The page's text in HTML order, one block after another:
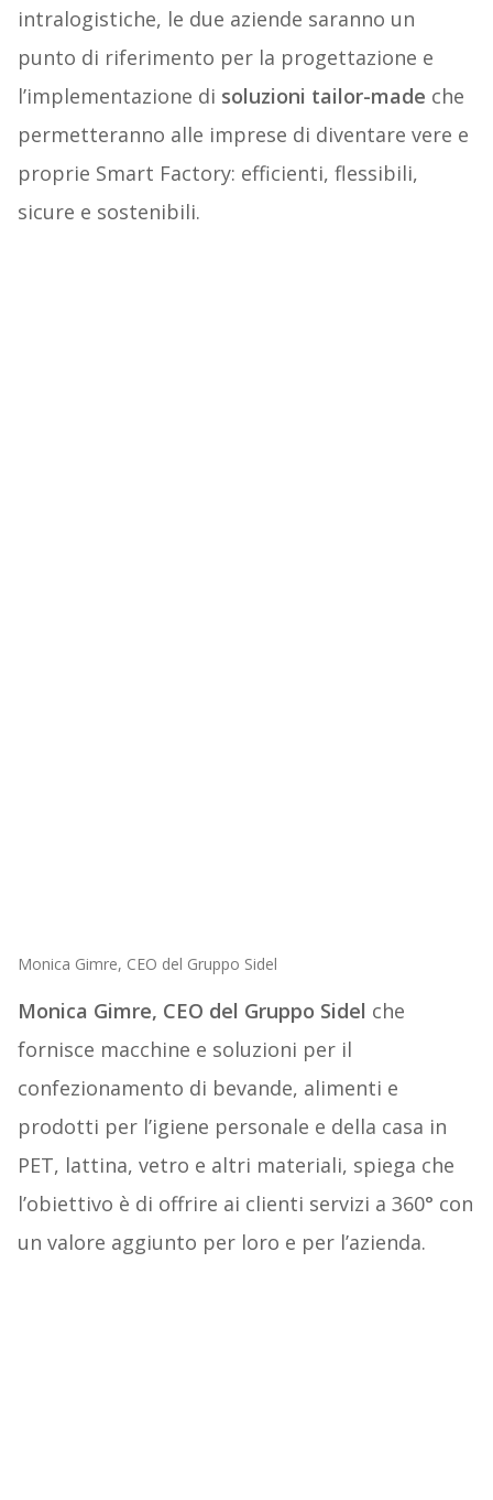
intralogistiche, le due aziende saranno un
punto di riferimento per la progettazione e
l’implementazione di soluzioni tailor-made che
permetteranno alle imprese di diventare vere e
proprie Smart Factory: efficienti, flessibili,
sicure e sostenibili.
Monica Gimre, CEO del Gruppo Sidel
Monica Gimre, CEO del Gruppo Sidel che
fornisce macchine e soluzioni per il
confezionamento di bevande, alimenti e
prodotti per l’igiene personale e della casa in
PET, lattina, vetro e altri materiali, spiega che
l’obiettivo è di offrire ai clienti servizi a 360° con
un valore aggiunto per loro e per l’azienda.